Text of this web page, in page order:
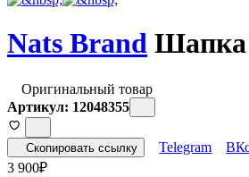
Nats Brand Шапка
Оригинальный товар
Артикул: 12048355
Скопировать ссылку Telegram
3 900₽